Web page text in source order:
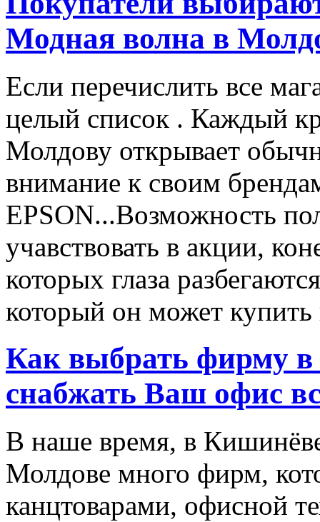
Модная волна в
Если перечислить все
целый список . Каждый
Молдову открывает
внимание к своим
EPSON...Возможность
учавствовать в акции,
которых глаза
который он может купить
Как выбрать фирму в
снабжать Ваш офис
В наше время, в
Молдове много фирм,
канцтоварами, офисной